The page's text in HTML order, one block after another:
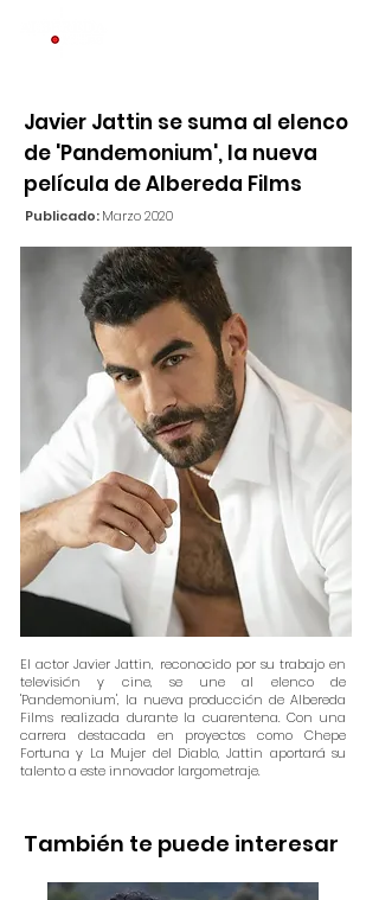
Javier Jattin se suma al elenco
de 'Pandemonium', la nueva
película de Albereda Films
Publicado:Marzo 2020
El actor Javier Jattin, reconocido por su trabajo en
televisión y cine, se une al elenco de
'Pandemonium', la nueva producción de Albereda
Films realizada durante la cuarentena. Con una
carrera destacada en proyectos como Chepe
Fortuna y La Mujer del Diablo, Jattin aportará su
talento a este innovador largometraje.​
También te puede interesar